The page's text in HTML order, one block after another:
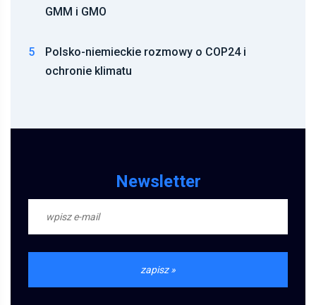
GMM i GMO
5
Polsko-niemieckie rozmowy o COP24 i
ochronie klimatu
Newsletter